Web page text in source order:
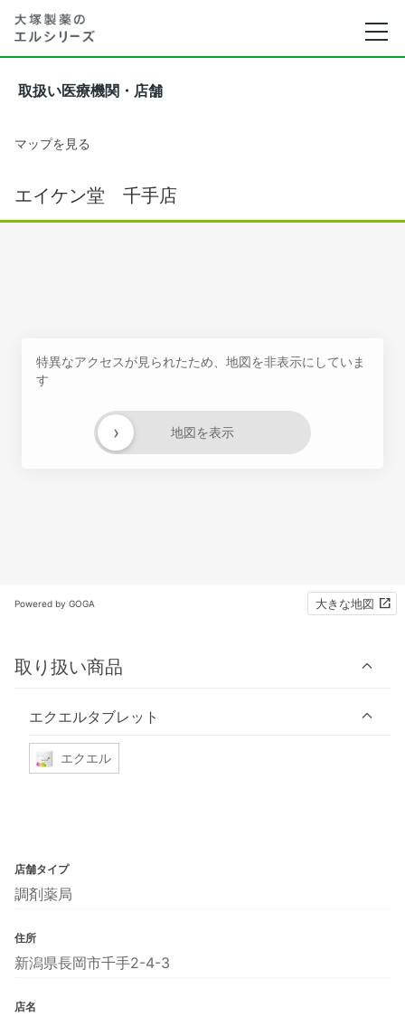
取扱い医療機関・店舗
マップを見る
エイケン堂 千手店
特異なアクセスが見られたため、地図を非表示にしていま
す
地図を表示
›
Powered by GOGA 大きな地図
取り扱い商品
エクエルタブレット
エクエル
店舗タイプ
調剤薬局
住所
新潟県長岡市千手2-4-3
店名